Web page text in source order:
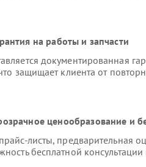
на работы и запчасти
документированная
защищает клиента от
ценообразование и
листы, предварительная
бесплатной